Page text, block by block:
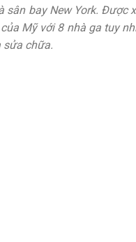
bay New York. Được
Mỹ với 8 nhà ga tuy
sửa chữa.